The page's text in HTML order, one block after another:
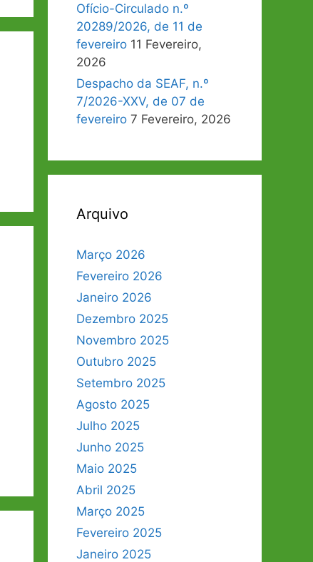
Ofício-Circulado n.º
20289/2026, de 11 de
fevereiro 11 Fevereiro,
2026
Despacho da SEAF, n.º
7/2026-XXV, de 07 de
fevereiro 7 Fevereiro, 2026
Arquivo
Março 2026
Fevereiro 2026
Janeiro 2026
Dezembro 2025
Novembro 2025
Outubro 2025
Setembro 2025
Agosto 2025
Julho 2025
Junho 2025
Maio 2025
Abril 2025
Março 2025
Fevereiro 2025
Janeiro 2025